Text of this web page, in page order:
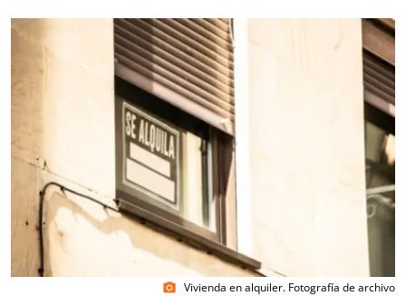
photo_camera Vivienda en alquiler. Fotografía de archivo